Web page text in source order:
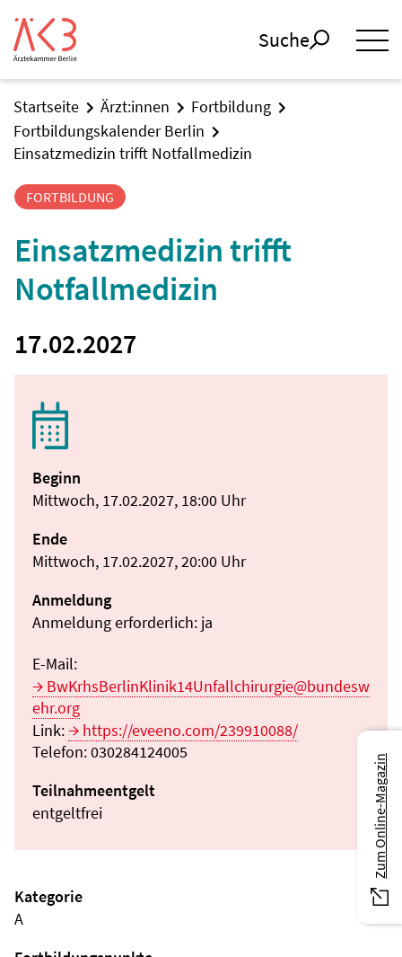
Suche
Startseite Ärzt:innen
Fortbildung
Fortbildungskalender Berlin
Einsatzmedizin trifft Notfallmedizin
FORTBILDUNG
Einsatzmedizin trifft
Notfallmedizin
17.02.2027
Beginn
Mittwoch, 17.02.2027, 18:00 Uhr
Ende
Mittwoch, 17.02.2027, 20:00 Uhr
Anmeldung
Anmeldung erforderlich: ja
E-Mail:
BwKrhsBerlinKlinik14Unfallchirurgie@bundesw
ehr.org
Link:
https://eveeno.com/239910088/
Telefon: 030284124005
Teilnahmeentgelt
entgeltfrei
Kategorie
A
Zum Online-Magazin